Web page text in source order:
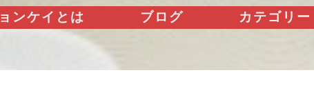
ンケイとは ブログ カテゴリー